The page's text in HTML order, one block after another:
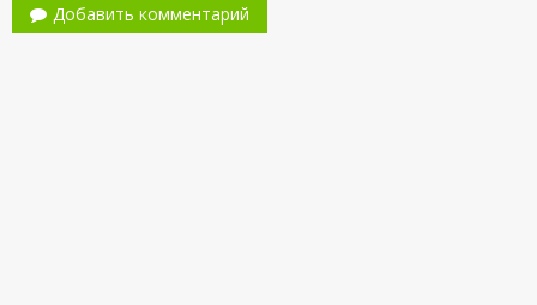
Добавить комментарий